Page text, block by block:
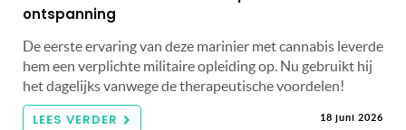
ontspanning
De eerste ervaring van deze marinier met cannabis leverde
hem een ​​verplichte militaire opleiding op. Nu gebruikt hij
het dagelijks vanwege de therapeutische voordelen!
LEES VERDER 18 juni 2026